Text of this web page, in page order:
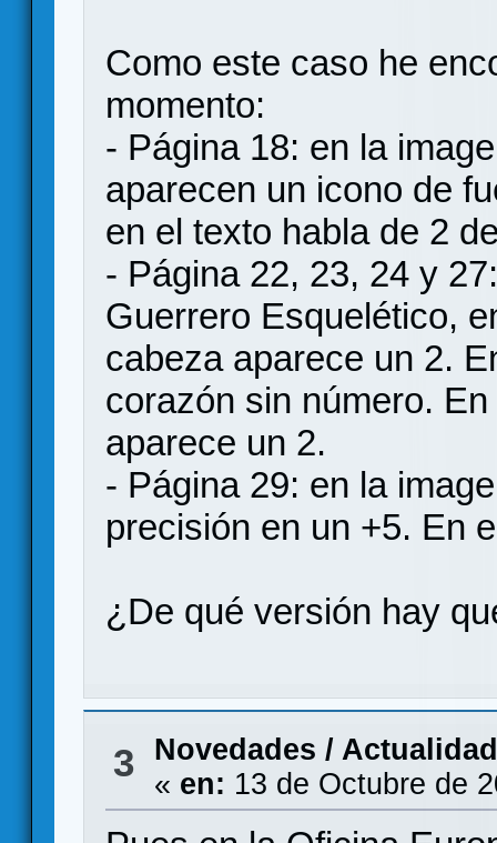
Como este caso he
momento:
- Página 18: en la
aparecen un icono de
en el texto habla de 2
- Página 22, 23, 24 y
Guerrero Esquelético,
cabeza aparece un 2.
corazón sin número.
aparece un 2.
- Página 29: en la
precisión en un +5. En
¿De qué versión hay
3
Novedades / Actualidad
« en: 13 de Octubre de